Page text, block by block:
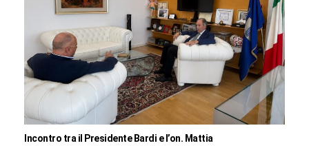
Incontro tra il Presidente Bardi e l’on. Mattia